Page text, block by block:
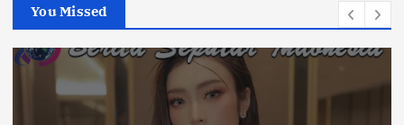
You Missed